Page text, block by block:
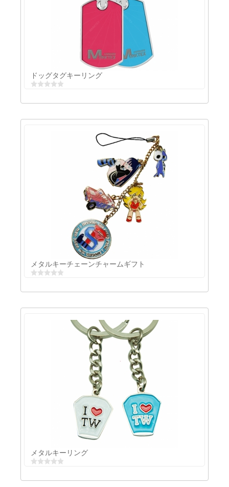
ドッグタグキーリング
ドッグタグキーリング
メタルキーチェーンチャームギフト
メタルキーチェーンチャームギフト
メタルキーリング